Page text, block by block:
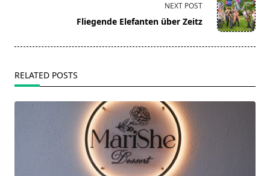
NEXT POST
Fliegende Elefanten über Zeitz
RELATED POSTS